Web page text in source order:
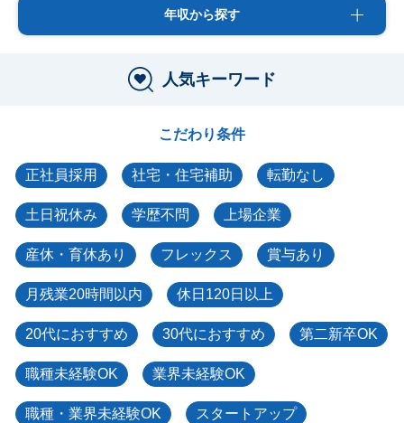
年収から探す
人気キーワード
こだわり条件
正社員採用 社宅・住宅補助 転勤なし
土日祝休み 学歴不問 上場企業
産休・育休あり フレックス 賞与あり
月残業20時間以内 休日120日以上
20代におすすめ 30代におすすめ 第二新卒OK
職種未経験OK 業界未経験OK
職種・業界未経験OK スタートアップ